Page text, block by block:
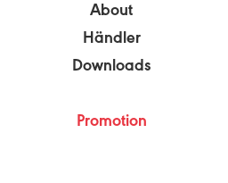
About
Händler
Downloads
Promotion